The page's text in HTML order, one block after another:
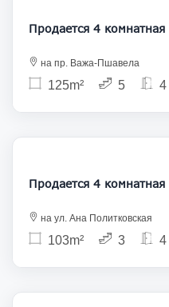
на пр. Важа-Пшавела
125m² 5 4
на ул. Ана Политковская
103m² 3 4